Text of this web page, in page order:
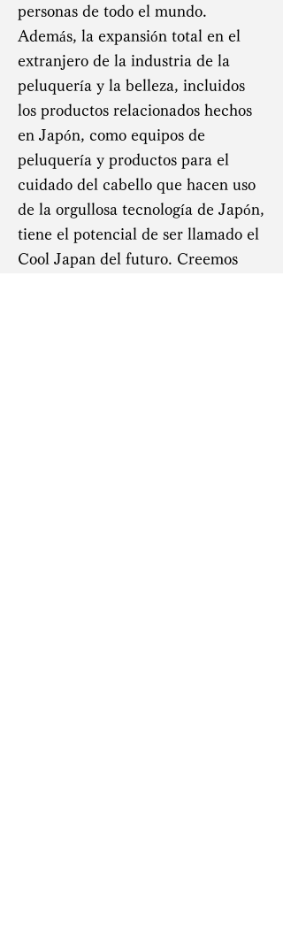
personas de todo el mundo.
Además, la expansión total en el
extranjero de la industria de la
peluquería y la belleza, incluidos
los productos relacionados hechos
en Japón, como equipos de
peluquería y productos para el
cuidado del cabello que hacen uso
de la orgullosa tecnología de Japón,
tiene el potencial de ser llamado el
Cool Japan del futuro. Creemos